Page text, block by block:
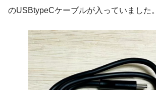
のUSBtypeCケーブルが入っていました。